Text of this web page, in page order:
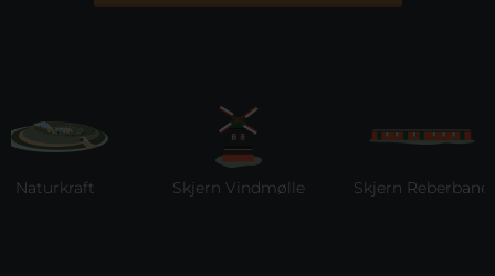
Skjern Vindmølle Skjern Reberbane